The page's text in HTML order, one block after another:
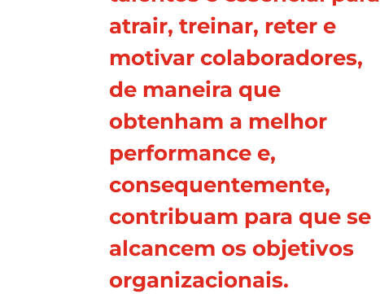
atrair, treinar, reter e
motivar colaboradores,
de maneira que
obtenham a melhor
performance e,
consequentemente,
contribuam para que se
alcancem os objetivos
organizacionais.